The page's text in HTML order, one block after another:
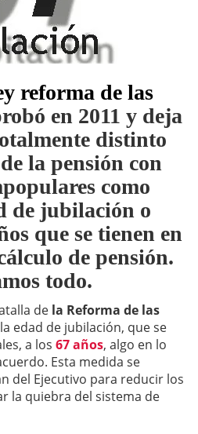
reforma de las
en 2011 y deja
distinto
la pensión con
como
de jubilación o
que se tienen en
de pensión.
todo.
de la Reforma de las
edad de jubilación, que se
a los 67 años, algo en lo
Esta medida se
del Ejecutivo para reducir los
la quiebra del sistema de